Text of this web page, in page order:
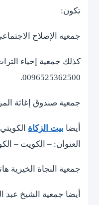
تكون:
جمعية الإصلاح الاجتماعي/
0096525362500.
جمعية صندوق إغاثة المرضى/
أيضا بيت الزكاة
العنوان: – الكويت –
جمعية النجاة الخيرية هاتف /
أيضا جمعية الشيخ عبد